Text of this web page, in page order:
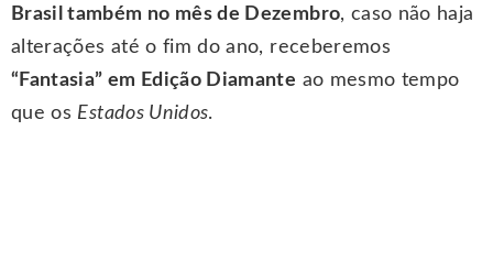
Brasil também no mês de Dezembro, caso não haja
alterações até o fim do ano, receberemos
“Fantasia” em Edição Diamante ao mesmo tempo
que os Estados Unidos.